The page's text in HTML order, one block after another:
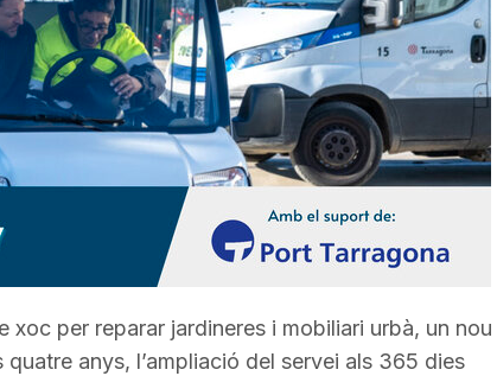
el
volum.
xoc per reparar jardineres i mobiliari urbà, un nou
anys, l’ampliació del servei als 365 dies